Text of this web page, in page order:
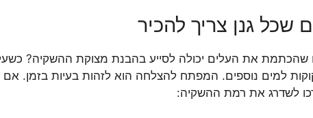
שכל גנן צריך להכיר
את העלים יכולה לסייע בהבנת מצוקת ההשקיה?
למים נוספים. המפתח להצלחה הוא לזהות בעיות בזמן.
לשדרג את רמת ההשקיה: